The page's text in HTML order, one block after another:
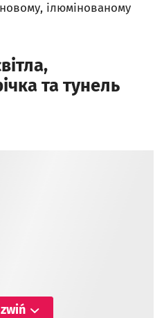
ілюмінованому
та тунель